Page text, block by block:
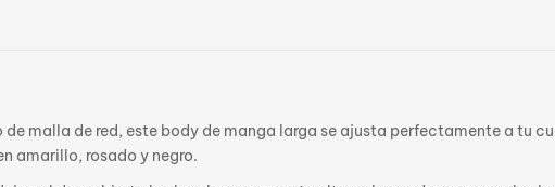
malla de red, este body de manga larga se ajusta perfectamente a tu
amarillo, rosado y negro.